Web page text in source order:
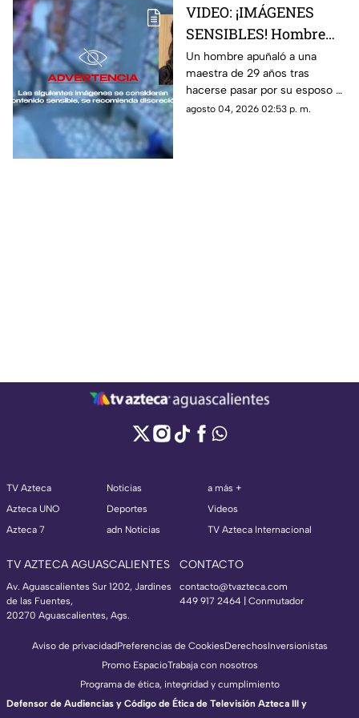
VIDEO: ¡IMÁGENES
SENSIBLES! Hombre
apuñala más de 30
veces a maestra de 29
años en una escuela
Un hombre apuñaló a una
maestra de 29 años tras
hacerse pasar por su esposo e
ingresar a la escuela; te
agosto 04, 2026 02:53 p. m.
TV Azteca
Azteca UNO
Azteca 7
Noticias
Deportes
adn Noticias
a más +
Videos
TV Azteca Internacional
TV AZTECA AGUASCALIENTES
Av. Aguascalientes Sur 1202, Jardines
de las Fuentes,
20270 Aguascalientes, Ags.
CONTACTO
contacto@tvazteca.com
449 917 2464 | Conmutador
Aviso de privacidadPreferencias de CookiesDerechosInversionistas
Promo EspacioTrabaja con nosotros
Programa de ética, integridad y cumplimiento
Defensor de Audiencias y Código de Ética de Televisión Azteca III y